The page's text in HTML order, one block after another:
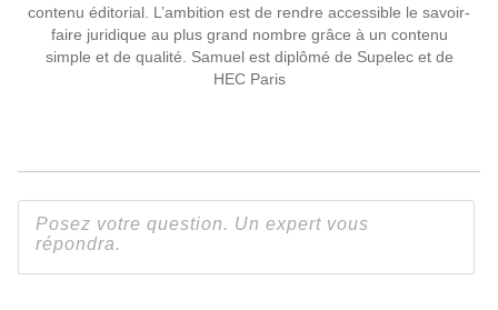
contenu éditorial. L’ambition est de rendre accessible le savoir-
faire juridique au plus grand nombre grâce à un contenu
simple et de qualité. Samuel est diplômé de Supelec et de
HEC Paris